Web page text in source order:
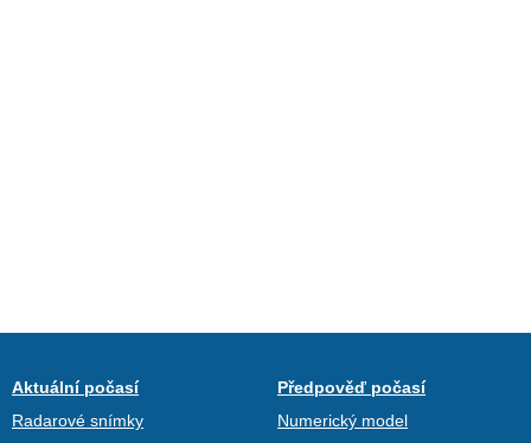
Aktuální počasí
Radarové snímky
Předpověď počasí
Numerický model